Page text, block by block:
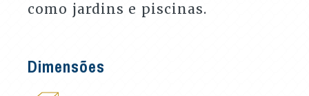
como jardins e piscinas.
Dimensões